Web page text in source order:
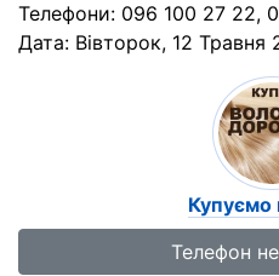
Телефони: 096 100 27 22,
Дата: Вівторок, 12 Травня
Купуємо
Телефон